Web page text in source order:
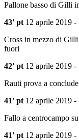
Pallone basso di Gilli
43' pt 12 aprile 2019 -
Cross in mezzo di Gilli
fuori
42' pt 12 aprile 2019 -
Rauti prova a
41' pt 12 aprile 2019 -
Fallo a centrocampo
41' pt 12 aprile 2019 -